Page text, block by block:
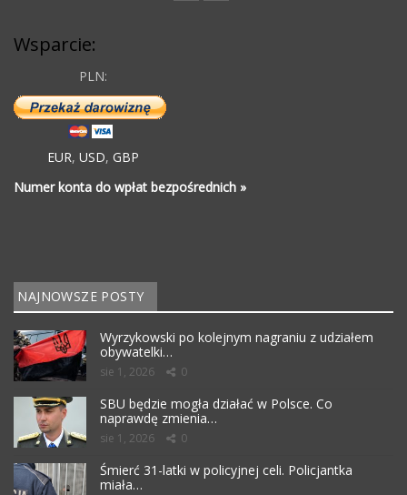
Wsparcie:
PLN:
EUR, USD, GBP
Numer konta do wpłat bezpośrednich »
NAJNOWSZE POSTY
Wyrzykowski po kolejnym nagraniu z udziałem
obywatelki…
sie 1, 2026 0
SBU będzie mogła działać w Polsce. Co
naprawdę zmienia…
sie 1, 2026 0
Śmierć 31-latki w policyjnej celi. Policjantka
miała…